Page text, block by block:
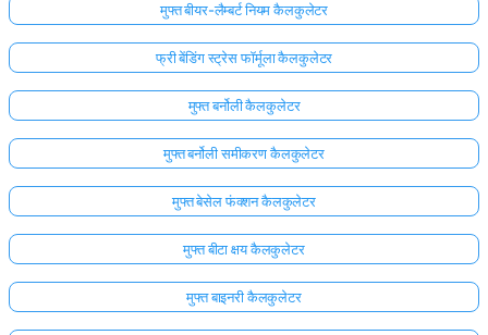
मुफ्त बीयर-लैम्बर्ट नियम कैलकुलेटर
फ्री बेंडिंग स्ट्रेस फॉर्मूला कैलकुलेटर
मुफ्त बर्नोली कैलकुलेटर
मुफ्त बर्नोली समीकरण कैलकुलेटर
मुफ्त बेसेल फंक्शन कैलकुलेटर
मुफ्त बीटा क्षय कैलकुलेटर
मुफ्त बाइनरी कैलकुलेटर